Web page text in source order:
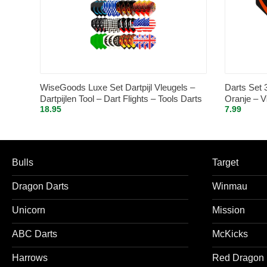
WiseGoods Luxe Set Dartpijl Vleugels –
Dartpijlen Tool – Dart Flights – Tools Darts
– Darten – Accessoires Dartspijlen –
18.95
Darts Set
Oranje –
7.99
Bulls
Dragon Darts
Unicorn
ABC Darts
Harrows
Target
Winmau
Mission
McKicks
Red Dragon